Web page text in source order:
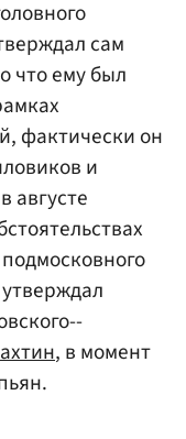
сам
что ему был
фактически он
и
августе
, в момент